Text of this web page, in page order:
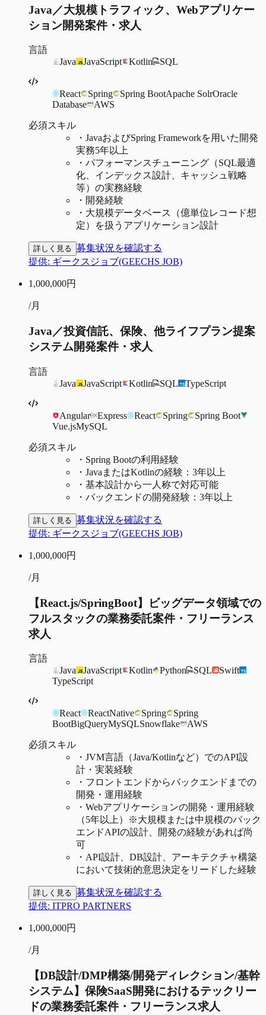
Java／大規模トラフィック、Webアプリケー
ション開発案件・求人
言語
Java
JavaScript Kotlin SQL
React Spring Spring BootApache SolrOracle
Database
AWS
必須スキル
・ JavaおよびSpring Frameworkを用いた開発
実務5年以上
・ パフォーマンスチューニング（SQL最適
化、インデックス設計、キャッシュ戦略
等）の実務経験
・ 開発経験
・ 大規模データベース（億単位レコード想
定）を扱うアプリケーション設計
詳しく見る 募集状況を確認する
提供: ギークスジョブ(GEECHS JOB)
1,000,000円
/月
Java／投資信託、保険、他ライフプラン提案
システム開発案件・求人
言語
Java
JavaScript Kotlin SQL TypeScript
Angular Express React Spring
Spring Boot
Vue.jsMySQL
必須スキル
・ Spring Bootの利用経験
・ JavaまたはKotlinの経験：3年以上
・ 基本設計から一人称で対応可能
・ バックエンドの開発経験：3年以上
詳しく見る 募集状況を確認する
提供: ギークスジョブ(GEECHS JOB)
1,000,000円
/月
【React.js/SpringBoot】ビッグデータ領域での
フルスタックの業務委託案件・フリーランス
求人
言語
Java
JavaScript Kotlin Python SQL
Swift
TypeScript
React ReactNative Spring
Spring
BootBigQueryMySQLSnowflake AWS
必須スキル
・ JVM言語（Java/Kotlinなど）でのAPI設
計・実装経験
・ フロントエンドからバックエンドまでの
開発・運用経験
・ Webアプリケーションの開発・運用経験
（5年以上）※大規模または中規模のバック
エンドAPIの設計、開発の経験があれば尚
可
・ API設計、DB設計、アーキテクチャ構築
において技術的意思決定をリードした経験
詳しく見る 募集状況を確認する
提供: ITPRO PARTNERS
1,000,000円
/月
【DB設計/DMP構築/開発ディレクション/基幹
システム】保険SaaS開発におけるテックリー
ドの業務委託案件・フリーランス求人